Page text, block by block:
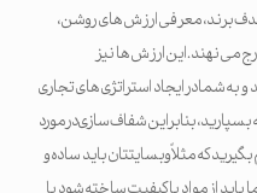
برند، معرفی ارزش های روشن،
می نهند. این ارزش ها نیز
شما در ایجاد استراتژی های تجاری
بنابراین شفاف سازی درمورد
که مثلاً وبسایتتان باید ساده و
باید از مواد باکیفیت ساخته شود یا